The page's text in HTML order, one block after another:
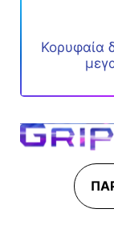
Κορυφαία